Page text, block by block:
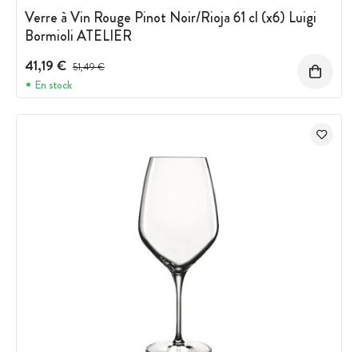
Verre à Vin Rouge Pinot Noir/Rioja 61 cl (x6) Luigi
Bormioli ATELIER
41,19 € Prix avant réduction :
51,49 €
En stock